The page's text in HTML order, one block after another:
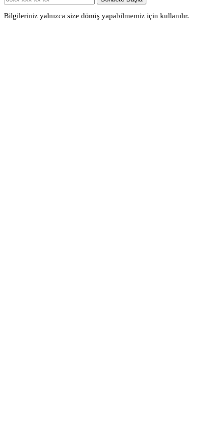
Bilgileriniz yalnızca size dönüş yapabilmemiz için kullanılır.